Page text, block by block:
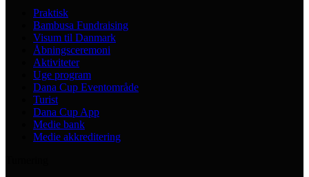
Praktisk
Bambusa Fundraising
Visum til Danmark
Åbningsceremoni
Aktiviteter
Uge program
Dana Cup Eventområde
Turist
Dana Cup App
Medie bank
Medie akkreditering